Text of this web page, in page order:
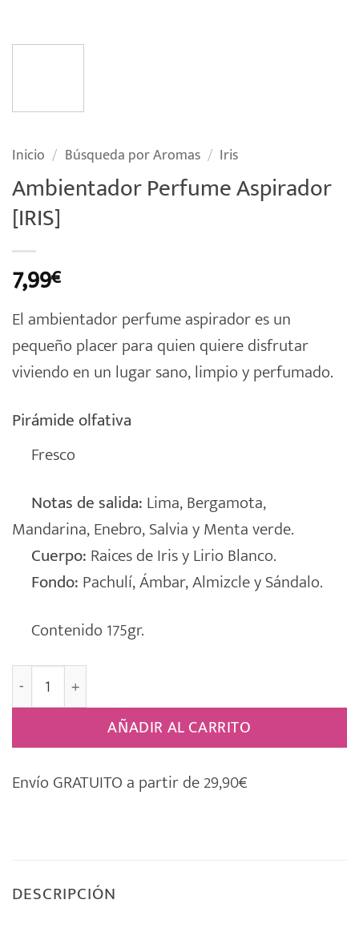
Inicio / Búsqueda por Aromas / Iris
Ambientador Perfume Aspirador
[IRIS]
7,99€
El ambientador perfume aspirador es un
pequeño placer para quien quiere disfrutar
viviendo en un lugar sano, limpio y perfumado.
Pirámide olfativa
Fresco
Notas de salida: Lima, Bergamota,
Mandarina, Enebro, Salvia y Menta verde.
Cuerpo: Raices de Iris y Lirio Blanco.
Fondo: Pachulí, Ámbar, Almizcle y Sándalo.
Contenido 175gr.
Ambientador Perfume Aspirador [IRIS] cantidad
AÑADIR AL CARRITO
Envío GRATUITO a partir de 29,90€
DESCRIPCIÓN